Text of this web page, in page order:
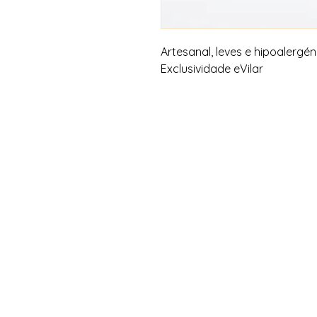
Artesanal, leves e
Exclusividade eVilar